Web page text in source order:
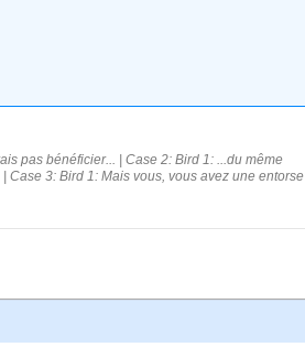
pas bénéficier... | Case 2: Bird 1: ...du même
Case 3: Bird 1: Mais vous, vous avez une entorse